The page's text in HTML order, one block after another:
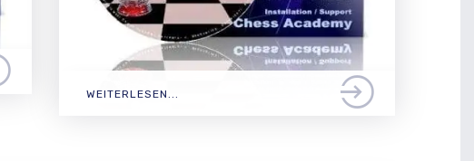
WEITERLESEN...